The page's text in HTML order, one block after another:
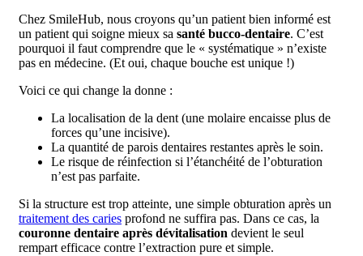
Chez SmileHub, nous croyons qu’un patient bien informé est
un patient qui soigne mieux sa santé bucco-dentaire. C’est
pourquoi il faut comprendre que le « systématique » n’existe
pas en médecine. (Et oui, chaque bouche est unique !)
Voici ce qui change la donne :
La localisation de la dent (une molaire encaisse plus de
forces qu’une incisive).
La quantité de parois dentaires restantes après le soin.
Le risque de réinfection si l’étanchéité de l’obturation
n’est pas parfaite.
Si la structure est trop atteinte, une simple obturation après un
traitement des caries profond ne suffira pas. Dans ce cas, la
couronne dentaire après dévitalisation devient le seul
rempart efficace contre l’extraction pure et simple.